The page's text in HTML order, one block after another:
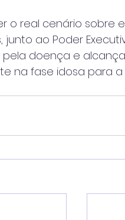
o real cenário sobre
ao Poder
doença e
na fase idosa para